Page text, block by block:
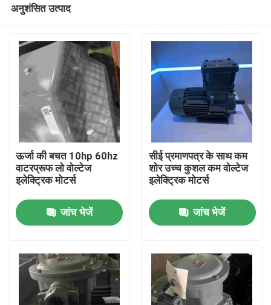
उत्पादों
अनुशंसित उत्पाद
ऊर्जा की बचत 10hp 60hz
वाटरप्रूफ लो वोल्टेज
इलेक्ट्रिक मोटर्स
जांच भेजें
सीई प्रमाणपत्र के साथ कम
शोर उच्च कुशल कम वोल्टेज
इलेक्ट्रिक मोटर्स
जांच भेजें